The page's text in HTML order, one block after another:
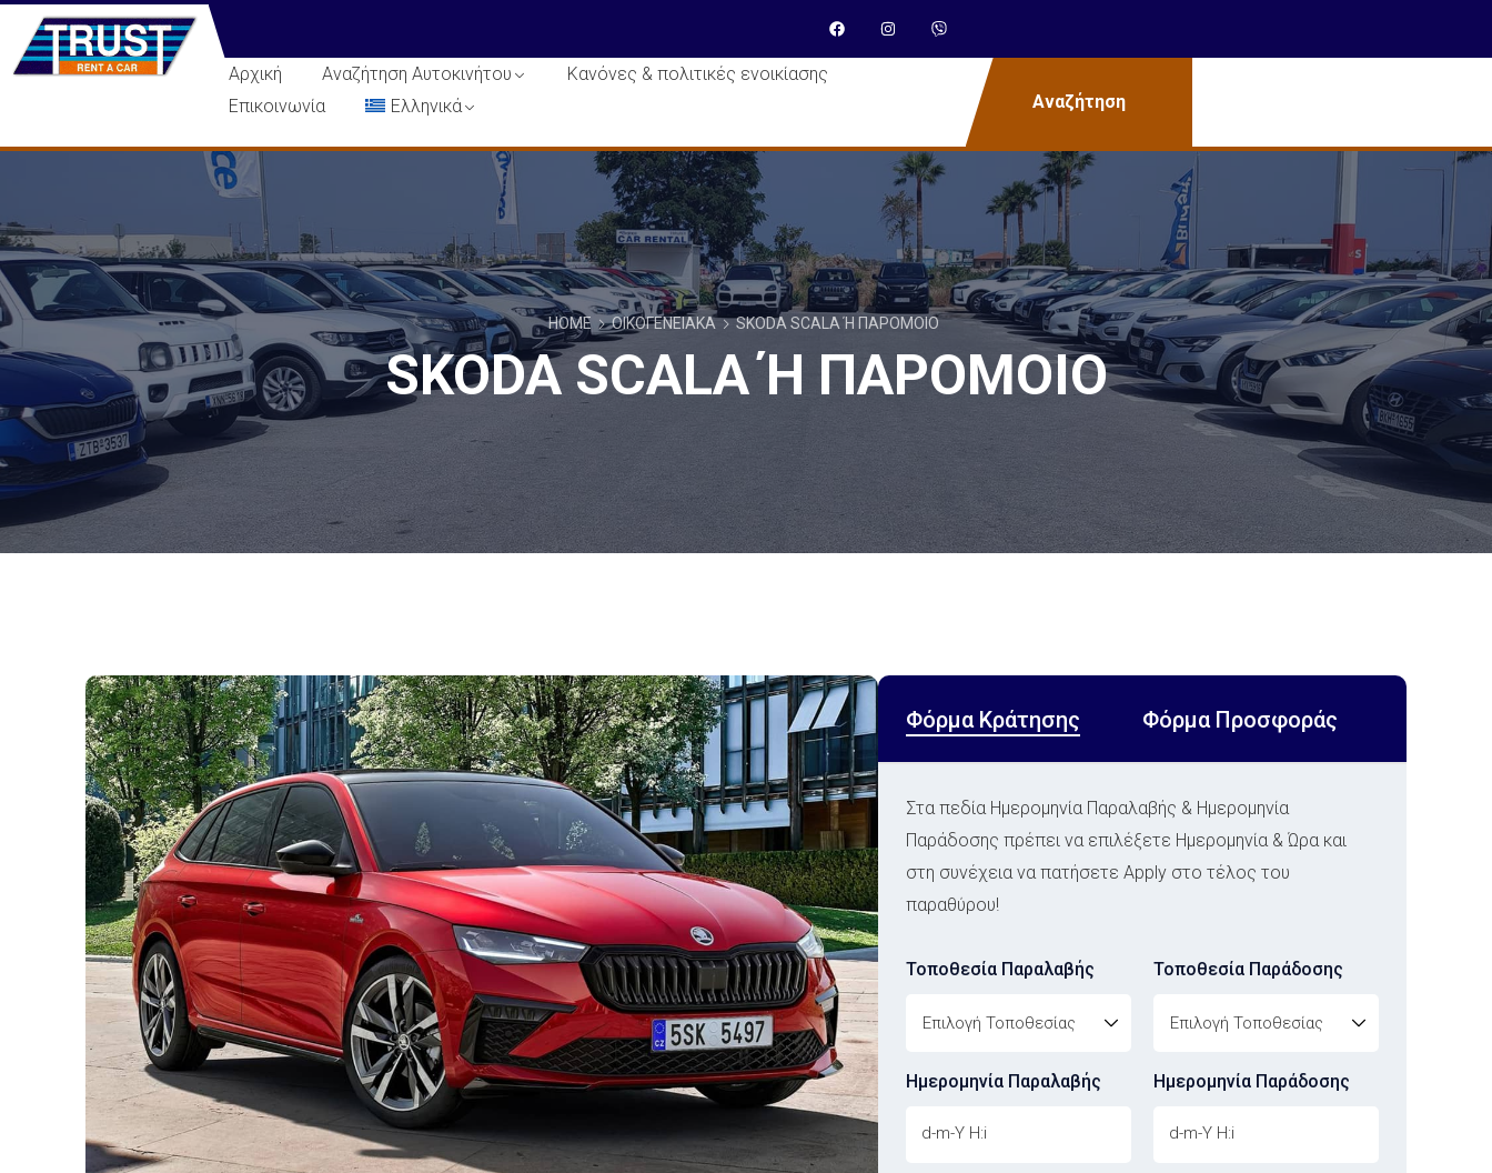
Αρχική Αναζήτηση Αυτοκινήτου
Κανόνες & πολιτικές ενοικίασης
Επικοινωνία
Ελληνικά Αναζήτηση
HOME ΟΙΚΟΓΕΝΕΙΑΚΆ SKODA SCALA Ή ΠΑΡΌΜΟΙΟ
SKODA SCALA Ή ΠΑΡΌΜΟΙΟ
Φόρμα Κράτησης Φόρμα Προσφοράς
Στα πεδία Ημερομηνία Παραλαβής & Ημερομηνία
Παράδοσης πρέπει να επιλέξετε Ημερομηνία & Ώρα και
στη συνέχεια να πατήσετε Apply στο τέλος του
παραθύρου!
Τοποθεσία Παραλαβής Τοποθεσία Παράδοσης
Ημερομηνία Παραλαβής Ημερομηνία Παράδοσης